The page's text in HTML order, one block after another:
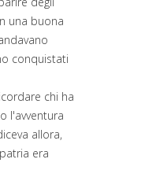
una buona
conquistati
chi ha
l'avventura
allora,
era